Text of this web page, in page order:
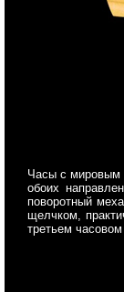
Часы с мировым
обоих
поворотный
щелчком,
третьем